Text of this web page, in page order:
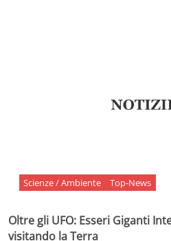
Scienze / Ambiente Top-News
Oltre gli UFO: Esseri Giganti
visitando la Terra